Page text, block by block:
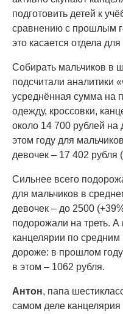
подготовить детей к
сравнению с прошлым
это касается отдела
Собирать мальчиков в
подсчитали аналитики
усреднённая сумма на
одежду, кроссовки,
около 14 700 рублей на
этом году для
девочек – 17 402 рубля
Сильнее всего
для мальчиков в
девочек – до 2500
подорожали на треть.
канцелярии по
дороже: в прошлом
в этом – 1062 рубля.
Антон, папа
самом деле канцелярия